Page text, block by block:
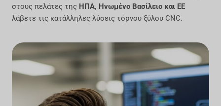
στους πελάτες της ΗΠΑ, Ηνωμένο Βασίλειο και ΕΕ
λάβετε τις κατάλληλες λύσεις τόρνου ξύλου CNC.